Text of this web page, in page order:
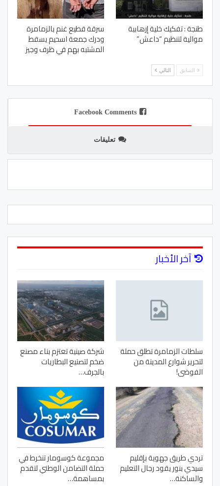
طنجة : تفكيك خلية إرهابية
موالية لتنظيم “داعش”
سرقة قطيع غنم بالزمامرة
ودرك جمعة اسحيم يسقط
المشتبه بهم في ظرف وجيز
السابق التالي
Facebook Comments
تعليقات
آخر الأخبار
سلطات الزمامرة تطلق حملة
لتحرير شوارع المدينة من
الفوضى!
شركة صينية تعتزم بناء مصنع
ضخم لتصنيع البطاريات
بالجرف…
تردي طريق جهوية بإقليم
سيدي بنور يقود رجال التعليم
والساكنة…
مجموعة كوسومار تنخرط في
حملة التضامن الوطني لتقدم
بمساهمة…